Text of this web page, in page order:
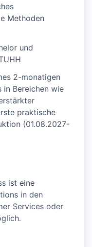
Methoden
und
2-monatigen
in Bereichen wie
praktische
(01.08.2027-
ist eine
in den
Services oder